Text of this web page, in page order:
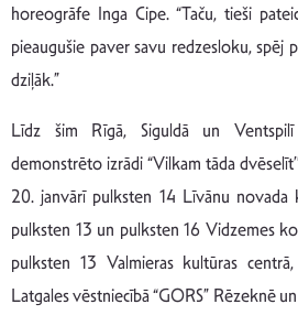
horeogrāfe Inga Cipe. “Taču, tieši
pieaugušie paver savu redzesloku, spēj
dziļāk.”
Līdz šim Rīgā, Siguldā un
demonstrēto izrādi “Vilkam tāda
20. janvārī pulksten 14 Līvānu novada
pulksten 13 un pulksten 16 Vidzemes
pulksten 13 Valmieras kultūras
Latgales vēstniecībā “GORS” Rēzeknē